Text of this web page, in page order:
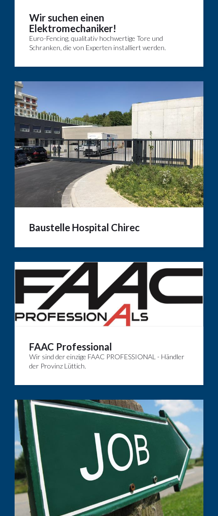
Wir suchen einen
Elektromechaniker!
Euro-Fencing, qualitativ hochwertige Tore und
Schranken, die von Experten installiert werden.
Baustelle Hospital Chirec
FAAC Professional
Wir sind der einzige FAAC PROFESSIONAL - Händler
der Provinz Lüttich.